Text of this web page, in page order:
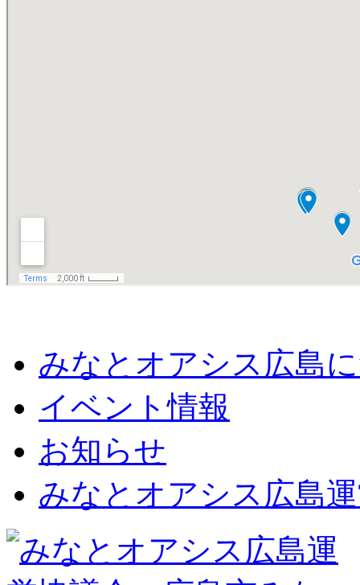
みなとオアシス広島
イベント情報
お知らせ
みなとオアシス広島